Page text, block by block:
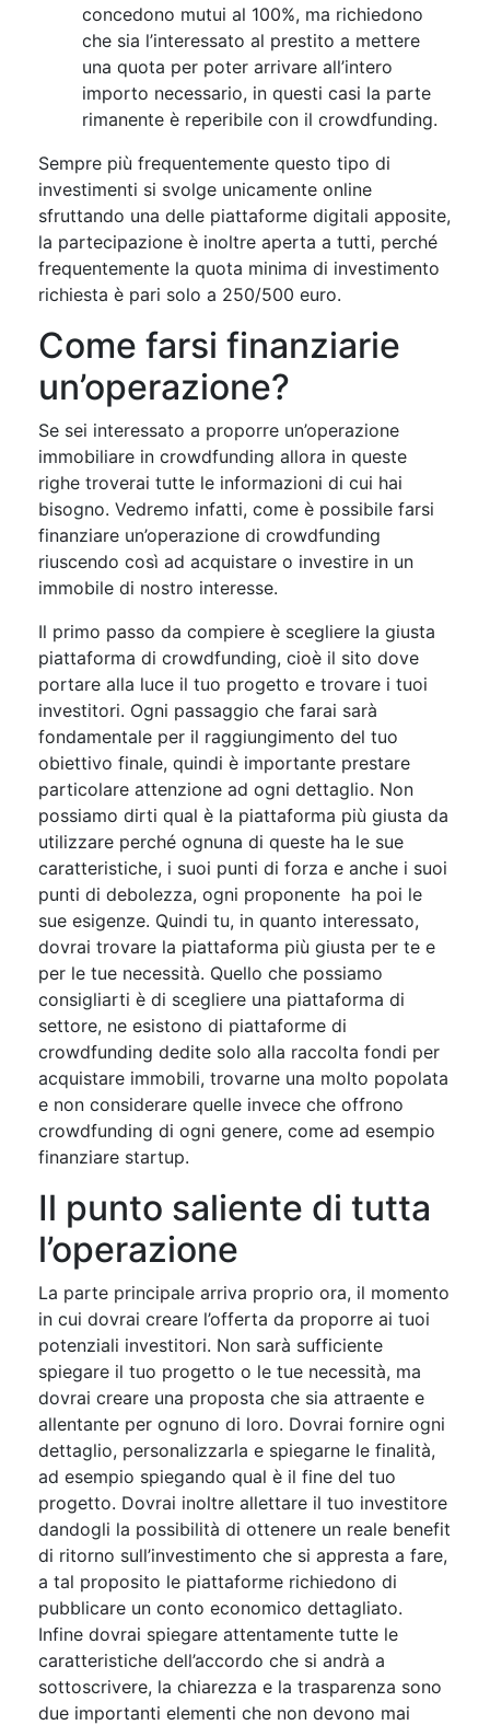
concedono mutui al 100%, ma richiedono
che sia l’interessato al prestito a mettere
una quota per poter arrivare all’intero
importo necessario, in questi casi la parte
rimanente è reperibile con il crowdfunding.
Sempre più frequentemente questo tipo di
investimenti si svolge unicamente online
sfruttando una delle piattaforme digitali apposite,
la partecipazione è inoltre aperta a tutti, perché
frequentemente la quota minima di investimento
richiesta è pari solo a 250/500 euro.
Come farsi finanziarie
un’operazione?
Se sei interessato a proporre un’operazione
immobiliare in crowdfunding allora in queste
righe troverai tutte le informazioni di cui hai
bisogno. Vedremo infatti, come è possibile farsi
finanziare un’operazione di crowdfunding
riuscendo così ad acquistare o investire in un
immobile di nostro interesse.
Il primo passo da compiere è scegliere la giusta
piattaforma di crowdfunding, cioè il sito dove
portare alla luce il tuo progetto e trovare i tuoi
investitori. Ogni passaggio che farai sarà
fondamentale per il raggiungimento del tuo
obiettivo finale, quindi è importante prestare
particolare attenzione ad ogni dettaglio. Non
possiamo dirti qual è la piattaforma più giusta da
utilizzare perché ognuna di queste ha le sue
caratteristiche, i suoi punti di forza e anche i suoi
punti di debolezza, ogni proponente ha poi le
sue esigenze. Quindi tu, in quanto interessato,
dovrai trovare la piattaforma più giusta per te e
per le tue necessità. Quello che possiamo
consigliarti è di scegliere una piattaforma di
settore, ne esistono di piattaforme di
crowdfunding dedite solo alla raccolta fondi per
acquistare immobili, trovarne una molto popolata
e non considerare quelle invece che offrono
crowdfunding di ogni genere, come ad esempio
finanziare startup.
Il punto saliente di tutta
l’operazione
La parte principale arriva proprio ora, il momento
in cui dovrai creare l’offerta da proporre ai tuoi
potenziali investitori. Non sarà sufficiente
spiegare il tuo progetto o le tue necessità, ma
dovrai creare una proposta che sia attraente e
allentante per ognuno di loro. Dovrai fornire ogni
dettaglio, personalizzarla e spiegarne le finalità,
ad esempio spiegando qual è il fine del tuo
progetto. Dovrai inoltre allettare il tuo investitore
dandogli la possibilità di ottenere un reale benefit
di ritorno sull’investimento che si appresta a fare,
a tal proposito le piattaforme richiedono di
pubblicare un conto economico dettagliato.
Infine dovrai spiegare attentamente tutte le
caratteristiche dell’accordo che si andrà a
sottoscrivere, la chiarezza e la trasparenza sono
due importanti elementi che non devono mai